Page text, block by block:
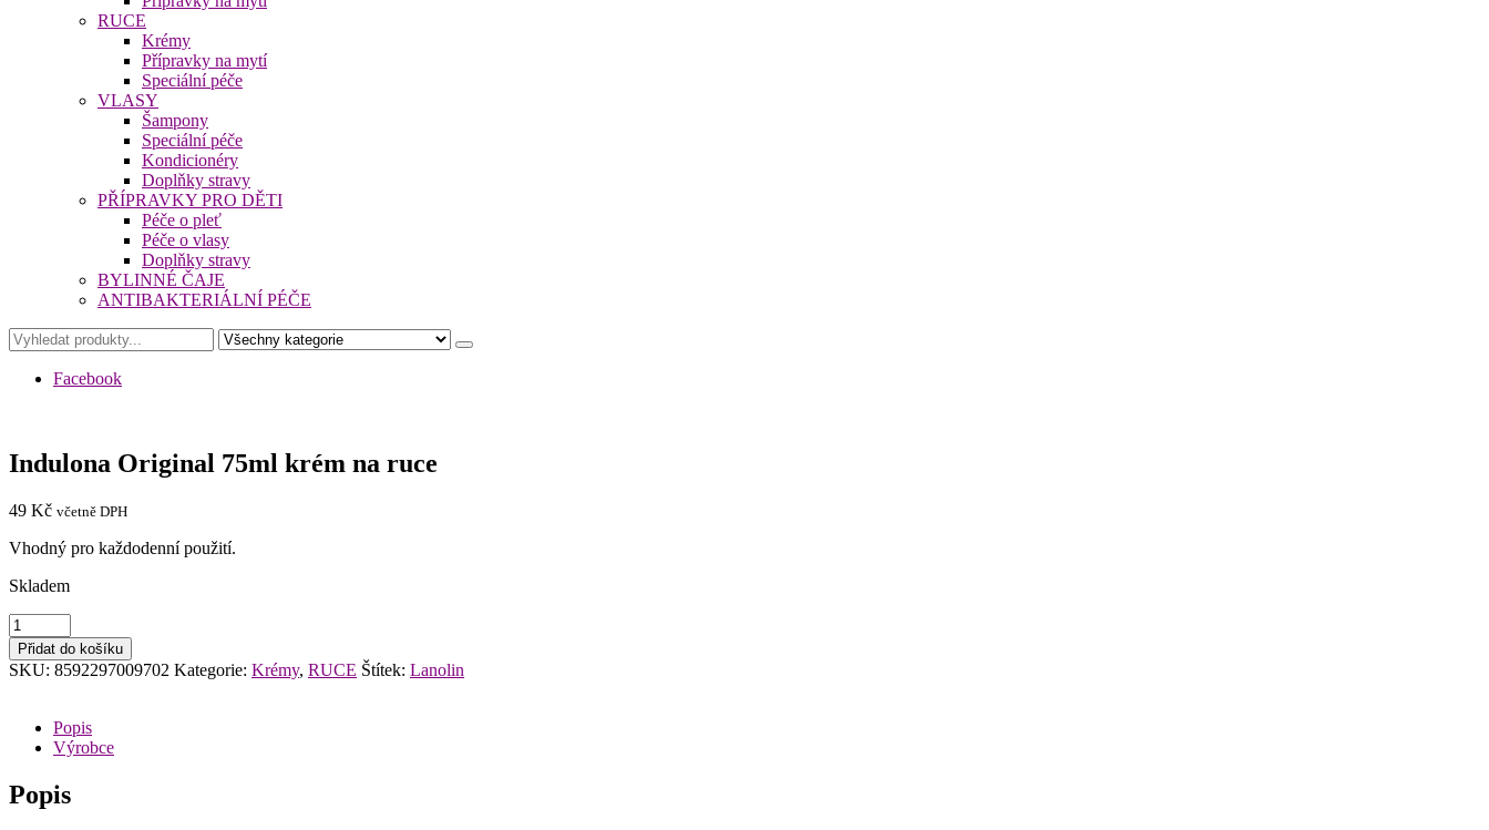
RUCE
Krémy
Přípravky na mytí
Speciální péče
VLASY
Šampony
Speciální péče
Kondicionéry
Doplňky stravy
PŘÍPRAVKY PRO DĚTI
Péče o pleť
Péče o vlasy
Doplňky stravy
BYLINNÉ ČAJE
ANTIBAKTERIÁLNÍ PÉČE
Facebook
Indulona Original 75ml krém na ruce
49 Kč včetně DPH
Vhodný pro každodenní použití.
Skladem
Indulona
Original
75ml
krém
ruce
množství
Přidat do košíku
SKU: 8592297009702 Kategorie: Krémy, RUCE Štítek: Lanolin
Popis
Výrobce
Popis